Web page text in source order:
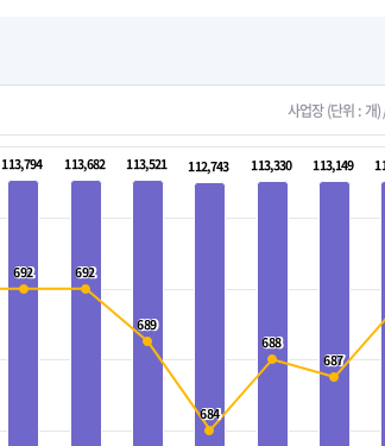
사업장 (단위 : 개
113,149
113,149
113,330
113,330
112,743
112,743
113,521
113,521
113,682
113,682
113,794
113,794
687
687
688
688
684
684
689
689
692
692
692
692